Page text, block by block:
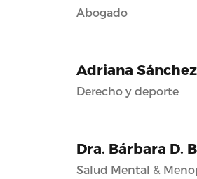
Abogado
Adriana Sánchez
Derecho y deporte
Dra. Bárbara D.
Salud Mental &